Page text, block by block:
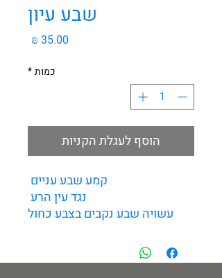
שבע עיון
כמות*
הוסף לעגלת הקניות
קמע שבע עניים
נגד עין הרע
עשויה שבע נקבים בצבע כחול